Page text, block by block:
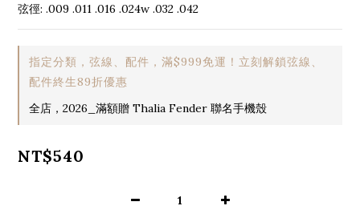
弦徑: .009 .011 .016 .024w .032 .042
指定分類，弦線、配件，滿$999免運！立刻解鎖弦線、
配件終生89折優惠
全店，2026_滿額贈 Thalia Fender 聯名手機殼
NT$540